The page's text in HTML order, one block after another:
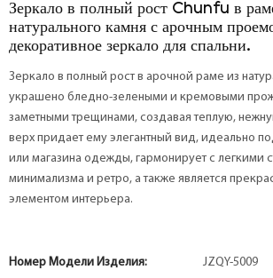
Зеркало в полный рост Chunfu в
натурального камня с арочным
декоративное зеркало для спальни.
Зеркало в полный рост в арочной раме из
украшено бледно-зелеными и кремовыми
заметными трещинами, создавая теплую,
верх придает ему элегантный вид, идеально
или магазина одежды, гармонирует с легкими
минимализма и ретро, ​​а также является
элементом интерьера.
Номер Модели Изделия: JZQY-5009